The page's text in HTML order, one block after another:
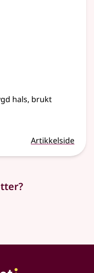
hals, brukt
Artikkelside